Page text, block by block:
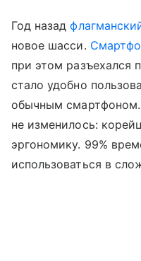
Год назад
новое шасси.
при этом разъехался
стало удобно
обычным смартфоном.
не изменилось:
эргономику. 99%
использоваться в